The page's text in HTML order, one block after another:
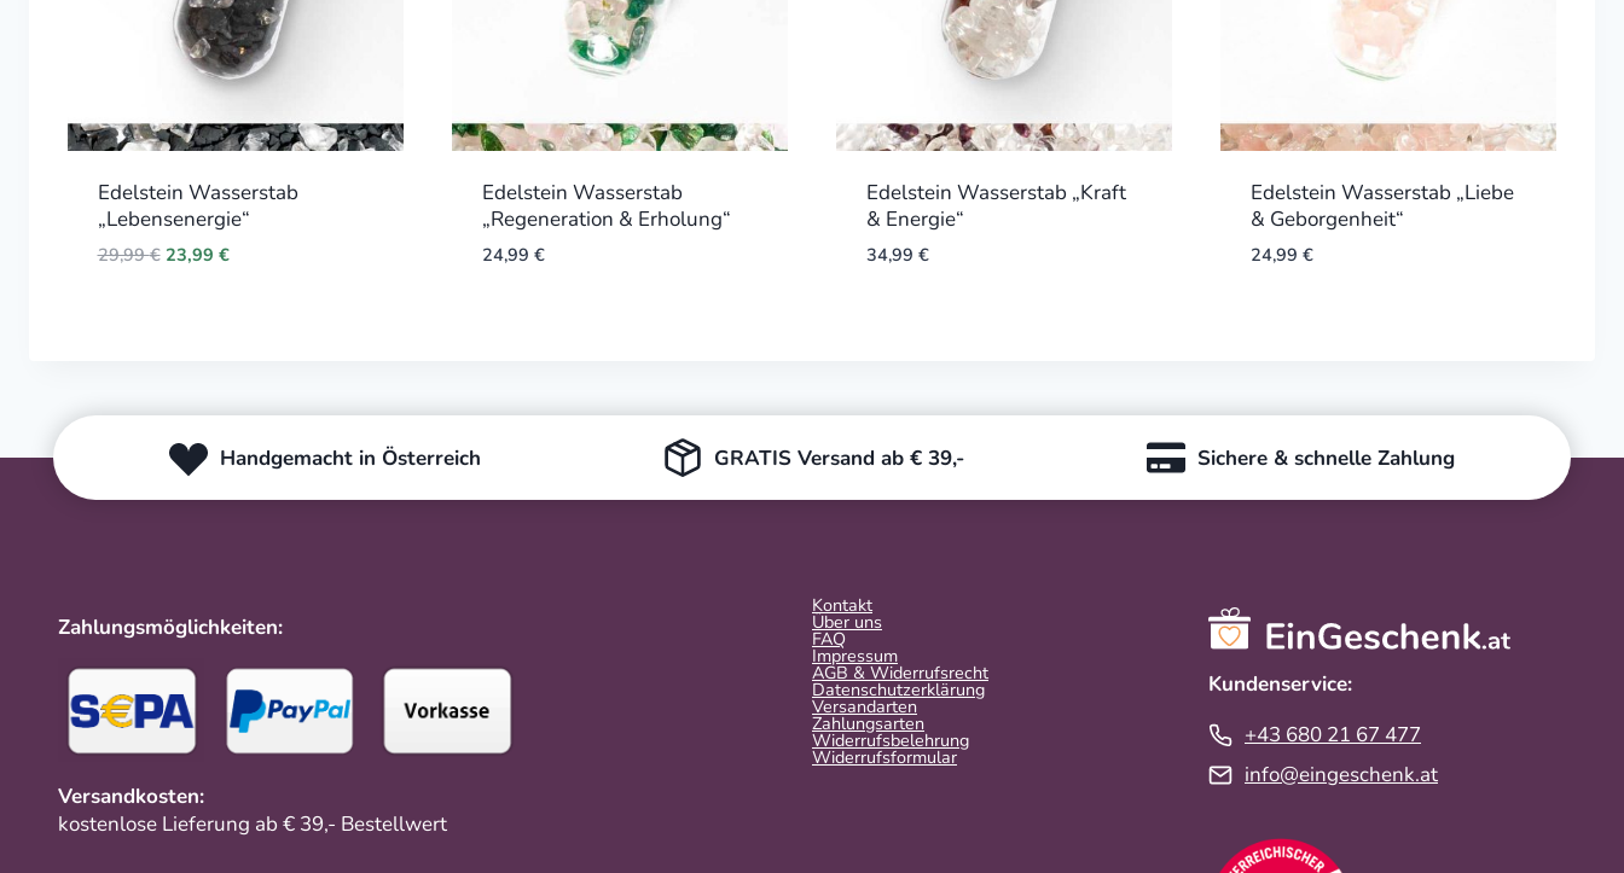
Edelstein Wasserstab
„Lebensenergie“
29,99€ Original
23,99 €Current
Edelstein Wasserstab
„Regeneration & Erholung“
24,99 €
Edelstein Wasserstab „Kraft
& Energie“
34,99 €
Edelstein Wasserstab „Liebe
& Geborgenheit“
24,99 €
Handgemacht in Österreich GRATIS Versand ab € 39,- Sichere & schnelle Zahlung
Zahlungsmöglichkeiten:
Versandkosten:
kostenlose Lieferung ab € 39,- Bestellwert
Kontakt
Über uns
FAQ
Impressum
AGB & Widerrufsrecht
Datenschutzerklärung
Versandarten
Zahlungsarten
Widerrufsbelehrung
Widerrufs­formular
Kundenservice:
+43 680 21 67 477
info@eingeschenk.at